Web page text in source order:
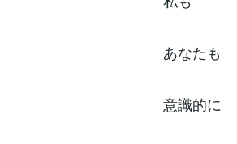
あなたも
意識的に